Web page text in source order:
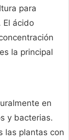
para
El ácido
la principal
en
y bacterias.
las plantas con